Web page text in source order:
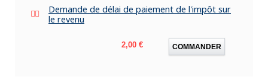
Demande de délai de paiement de l'impôt sur
le revenu
Prix
2,00 € COMMANDER